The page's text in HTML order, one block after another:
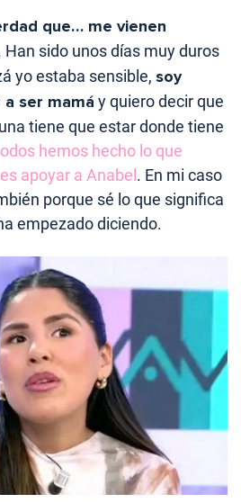
que… me vienen
Han sido unos días muy duros
yo estaba sensible, soy
ser mamá y quiero decir que
tiene que estar donde tiene
hemos hecho lo que
apoyar a Anabel. En mi caso
porque sé lo que significa
empezado diciendo.